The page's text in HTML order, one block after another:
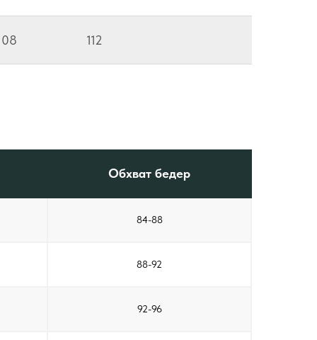
112
Обхват бедер
84-88
88-92
92-96